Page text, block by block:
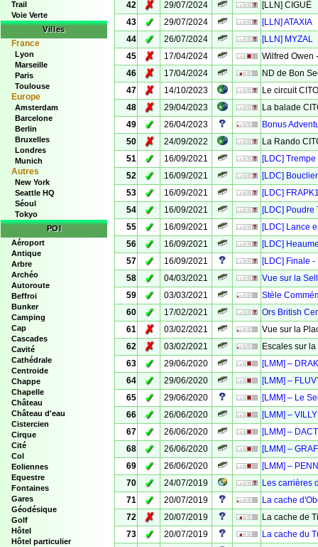
Trail
Voie Verte
Villes
France
Lyon
Marseille
Paris
Toulouse
Europe
Amsterdam
Barcelone
Berlin
Bruxelles
Londres
Munich
Autres
New York
Seattle HQ
Séoul
Tokyo
POI
Aéroport
Antique
Arbre
Archéo
Autoroute
Beffroi
Bunker
Camping
Cap
Cascades
Cavité
Cathédrale
Centroide
Chappe
Chapelle
Château
Château d'eau
Cistercien
Cirque
Cité
Col
Eoliennes
Equestre
Fontaines
Gares
Géodésique
Golf
Hôtel
Hôtel particulier
42
✗ 29/07/2024
[LLN] CIGUË
43
✓ 29/07/2024
[LLN] ATAXIA
44
✓ 26/07/2024
[LLN] MYZAL
45
✗ 17/04/2024
Wilfred Owen
46
✗ 17/04/2024
ND de Bon
47
✗ 14/10/2023
Le circuit
48
✗ 29/04/2023
La balade
49
✓ 26/04/2023
Bonus
50
✗ 24/09/2022
La Rando
51
✓ 16/09/2021
[LDC]
52
✓ 16/09/2021
[LDC]
53
✓ 16/09/2021
[LDC]
54
✓ 16/09/2021
[LDC] Poudre
55
✓ 16/09/2021
[LDC] Lance
56
✓ 16/09/2021
[LDC]
57
✓ 16/09/2021
[LDC] Finale
58
✓ 04/03/2021
Vue sur la
59
✓ 03/03/2021
Stèle
60
✓ 17/02/2021
Ors British
61
✗ 03/02/2021
Vue sur la
62
✗ 03/02/2021
Escales sur
63
✓ 29/06/2020
[LMM] –
64
✓ 29/06/2020
[LMM] –
65
✓ 29/06/2020
[LMM] – Le
66
✓ 26/06/2020
[LMM] – VILLY
67
✓ 26/06/2020
[LMM] –
68
✓ 26/06/2020
[LMM] –
69
✓ 26/06/2020
[LMM] –
70
✓ 24/07/2019
Les carrières
71
✓ 20/07/2019
La cache
72
✗ 20/07/2019
La cache de
73
✓ 20/07/2019
La cache du